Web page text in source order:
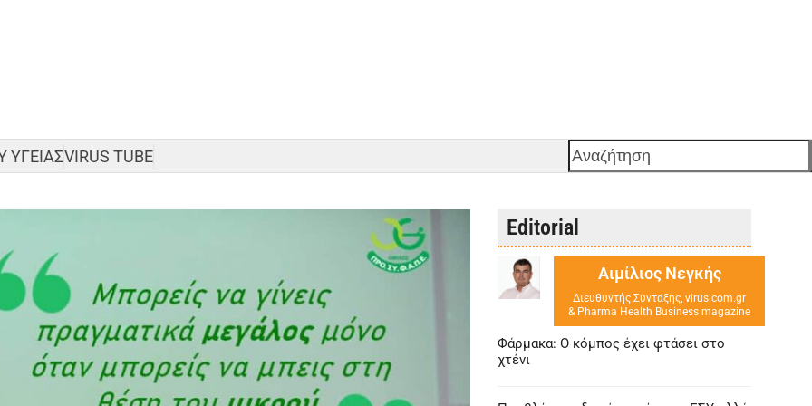
ΥΓΕΙΑΣVIRUS TUBE Αναζήτηση
Editorial
Αιμίλιος Νεγκής
Διευθυντής Σύνταξης, virus.com.gr
& Pharma Health Business magazine
Φάρμακα: Ο κόμπος έχει φτάσει στο
χτένι